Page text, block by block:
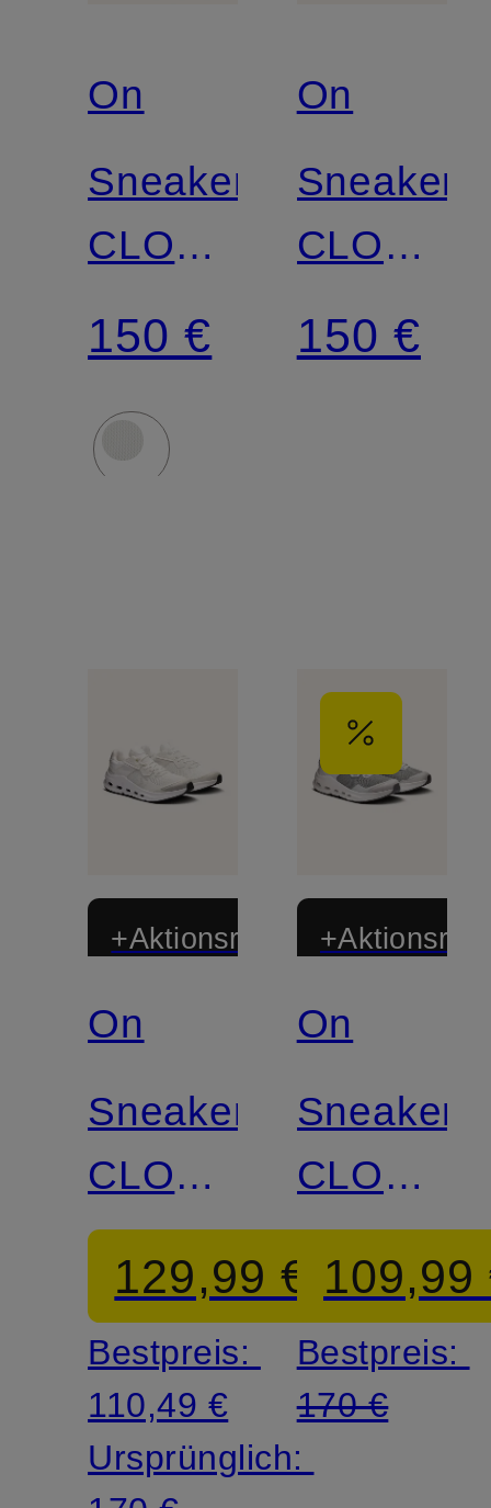
On
Sneaker
CLOUDNOVA
FORM
2
150 €
On
Sneaker
FORM
2
150 €
+Aktionsrabatt
On
Sneaker
CLOUDNOVA
RIFT
129,99 €
Bestpreis:
110,49 €
Ursprünglich:
On
Sneaker
RIFT
109,99
Bestpreis:
170 €